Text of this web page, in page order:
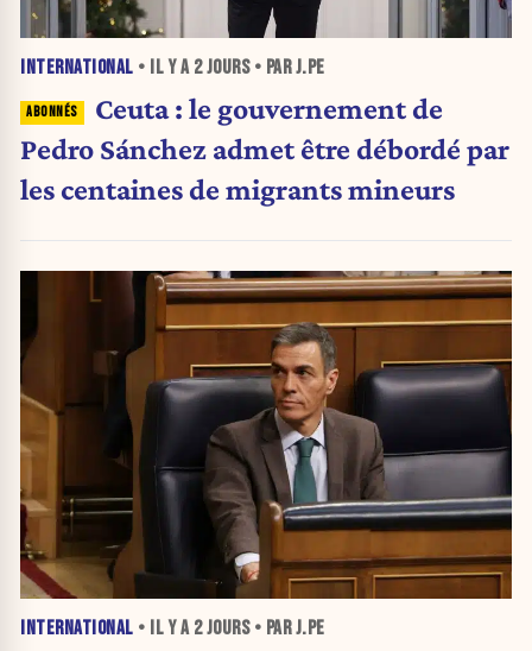
INTERNATIONAL • IL Y A 2 JOURS• PAR J.PE
Ceuta : le gouvernement de
Pedro Sánchez admet être débordé par
les centaines de migrants mineurs
INTERNATIONAL • IL Y A 2 JOURS• PAR J.PE